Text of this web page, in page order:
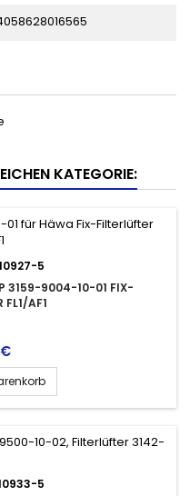
KATEGORIE:
5
3159-9004-10-01 FIX-
FL1/AF1
5